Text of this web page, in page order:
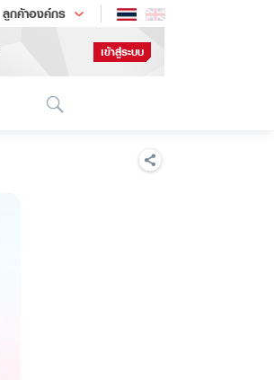
ลูกค้าองค์กร
เทรนด์เทคโนโลยี
เข้าสู่ระบบ